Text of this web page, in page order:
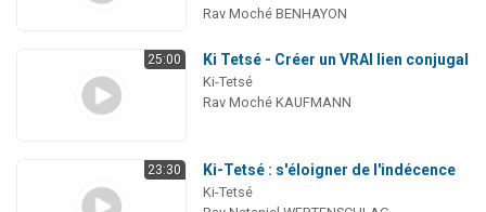
Rav Moché BENHAYON
25:00 Ki Tetsé - Créer un VRAI lien conjugal
Ki-Tetsé
Rav Moché KAUFMANN
23:30 Ki-Tetsé : s'éloigner de l'indécence
Ki-Tetsé